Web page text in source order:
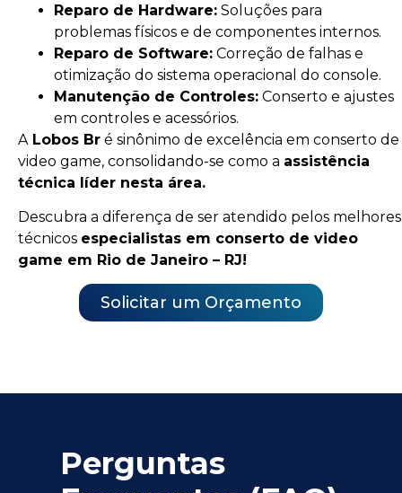
Reparo de Hardware: Soluções para
problemas físicos e de componentes internos.
Reparo de Software: Correção de falhas e
otimização do sistema operacional do console.
Manutenção de Controles: Conserto e ajustes
em controles e acessórios.
A Lobos Br é sinônimo de excelência em conserto de
video game, consolidando-se como a assistência
técnica líder nesta área.
Descubra a diferença de ser atendido pelos melhores
técnicos especialistas em conserto de video
game em Rio de Janeiro – RJ!
Solicitar um Orçamento
Perguntas